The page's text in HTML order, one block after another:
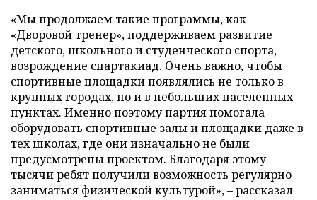
«Мы продолжаем такие программы, как
«Дворовой тренер», поддерживаем развитие
детского, школьного и студенческого спорта,
возрождение спартакиад. Очень важно, чтобы
спортивные площадки появлялись не только в
крупных городах, но и в небольших населенных
пунктах. Именно поэтому партия помогала
оборудовать спортивные залы и площадки даже в
тех школах, где они изначально не были
предусмотрены проектом. Благодаря этому
тысячи ребят получили возможность регулярно
заниматься физической культурой», – рассказал